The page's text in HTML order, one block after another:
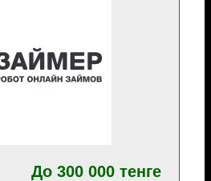
До 300 000 тенге